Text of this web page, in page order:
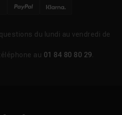
du lundi au vendredi de
au 01 84 80 80 29